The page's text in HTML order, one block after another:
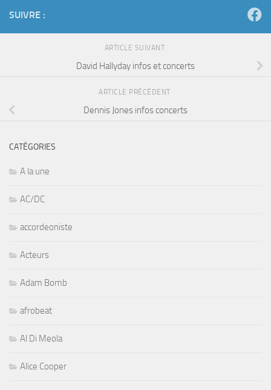
SUIVRE :
ARTICLE SUIVANT
David Hallyday infos et concerts
ARTICLE PRÉCÉDENT
Dennis Jones infos concerts
CATÉGORIES
A la une
AC/DC
accordeoniste
Acteurs
Adam Bomb
afrobeat
Al Di Meola
Alice Cooper